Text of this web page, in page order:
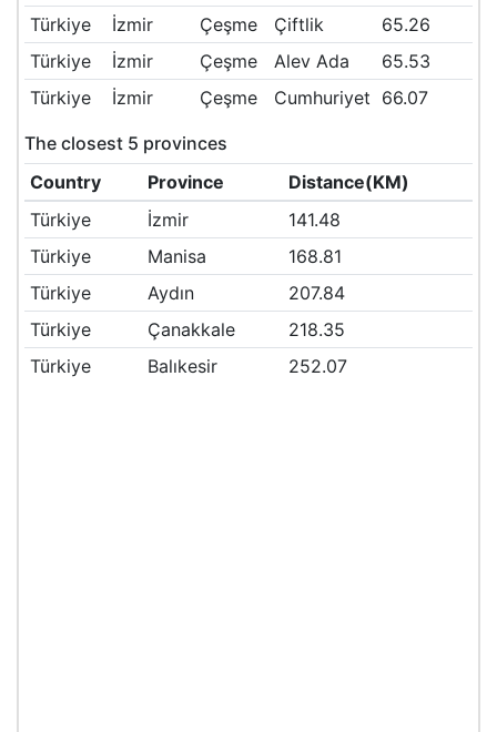
Türkiye
İzmir Çeşme Çiftlik
65.26
Türkiye
İzmir Çeşme Alev Ada
65.53
Türkiye
İzmir Çeşme Cumhuriyet 66.07
The closest 5 provinces
Country
Province
Distance(KM)
Türkiye
İzmir
141.48
Türkiye
Manisa
168.81
Türkiye
Aydın
207.84
Türkiye
Çanakkale
218.35
Türkiye
Balıkesir 252.07